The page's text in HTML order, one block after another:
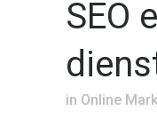
SEO
in Online